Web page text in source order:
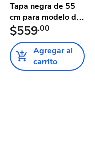
Tapa negra de 55
cm para modelo de
Tinac...
$559.00
Agregar al
carrito